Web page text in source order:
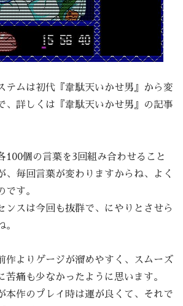
テムは初代『韋駄天いかせ男』から変
、詳しくは『韋駄天いかせ男』の記事
100個の言葉を3回組み合わせること
、毎回言葉が変わりますからね、よく
です。
ンスは今回も抜群で、にやりとさせら
。
作よりゲージが溜めやすく、スムーズ
苦痛も少なかったように思います。
本作のプレイ時は運が良くて、それで